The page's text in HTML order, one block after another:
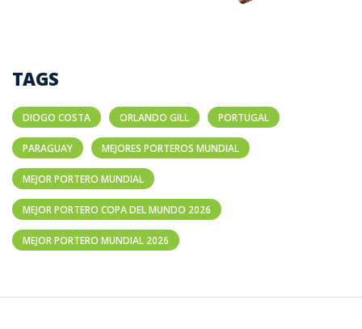
TAGS
DIOGO COSTA ORLANDO GILL PORTUGAL
PARAGUAY MEJORES PORTEROS MUNDIAL
MEJOR PORTERO MUNDIAL
MEJOR PORTERO COPA DEL MUNDO 2026
MEJOR PORTERO MUNDIAL 2026